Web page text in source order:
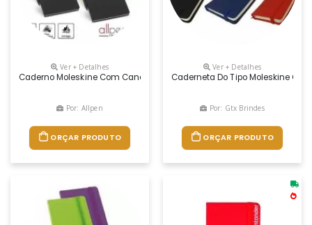
Ver + Detalhes
Caderno Moleskine Com Caneta Personalizado, Caderno Couro
Por: Allpen
ORÇAR PRODUTO
Ver + Detalhes
Caderneta Do Tipo Moleskine
Por: Gtx Brindes
ORÇAR PRODUTO